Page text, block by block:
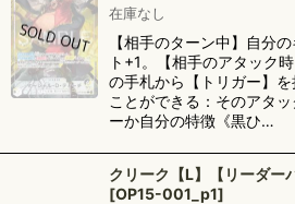
在庫なし
【相手のターン中】自分
ト+1。【相手のアタック
の手札から【トリガー】
ことができる：そのアタ
ーか自分の特徴《黒ひ…
クリーク【L】【リーダー
[OP15-001_p1]